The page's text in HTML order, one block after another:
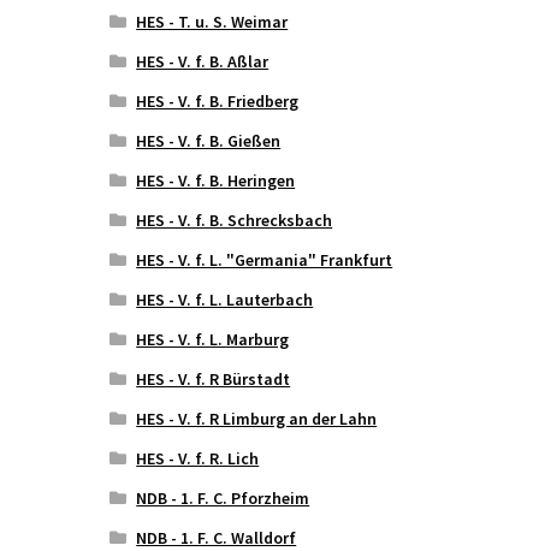
HES - T. u. S. Weimar
HES - V. f. B. Aßlar
HES - V. f. B. Friedberg
HES - V. f. B. Gießen
HES - V. f. B. Heringen
HES - V. f. B. Schrecksbach
HES - V. f. L. "Germania" Frankfurt
HES - V. f. L. Lauterbach
HES - V. f. L. Marburg
HES - V. f. R Bürstadt
HES - V. f. R Limburg an der Lahn
HES - V. f. R. Lich
NDB - 1. F. C. Pforzheim
NDB - 1. F. C. Walldorf